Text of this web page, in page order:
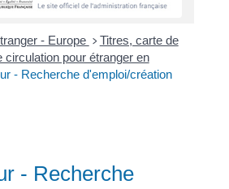
- Europe > Titres, carte de
pour étranger en
- Recherche d'emploi/création
- Recherche